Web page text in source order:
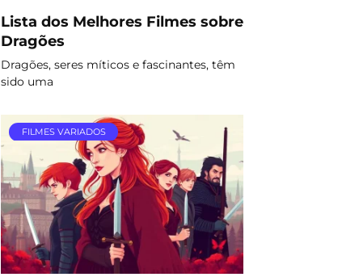
Lista dos Melhores Filmes sobre
Dragões
Dragões, seres míticos e fascinantes, têm
sido uma
FILMES VARIADOS